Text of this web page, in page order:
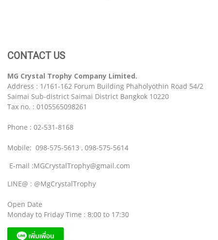
CONTACT US
MG Crystal Trophy Company Limited.
Address : 1/161-162 Forum Building Phaholyothin Road 54/2
Saimai Sub-district Saimai District Bangkok 10220
Tax no. : 0105565098261
Phone : 02-531-8168
Mobile: 098-575-5613 , 098-575-5614
E-mail :MGCrystalTrophy@gmail.com
LINE@ : @MgCrystalTrophy
Open Date
Monday to Friday Time : 8:00 to 17:30